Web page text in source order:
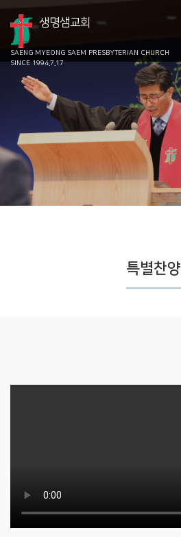
생명샘교회
SAENG MYEONG SAEM PRESBYTERIAN CHURCH
SINCE 1994.7.17
특별찬양